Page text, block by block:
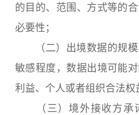
的目的、范围、方式等的合
必要性；
（二）出境数据的规模
敏感程度，数据出境可能
利益、个人或者组织合法权
（三）境外接收方承